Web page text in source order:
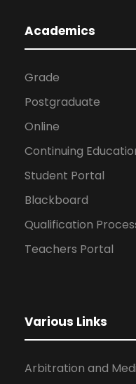
Academics
Grade
Postgraduate
Online
Continuing
Student Portal
Blackboard
Qualification
Teachers Portal
Various Links
Arbitration and